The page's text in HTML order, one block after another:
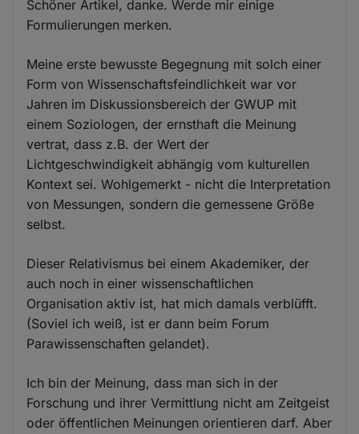
Schöner Artikel, danke. Werde mir einige
Formulierungen merken.
Meine erste bewusste Begegnung mit solch einer
Form von Wissenschaftsfeindlichkeit war vor
Jahren im Diskussionsbereich der GWUP mit
einem Soziologen, der ernsthaft die Meinung
vertrat, dass z.B. der Wert der
Lichtgeschwindigkeit abhängig vom kulturellen
Kontext sei. Wohlgemerkt - nicht die Interpretation
von Messungen, sondern die gemessene Größe
selbst.
Dieser Relativismus bei einem Akademiker, der
auch noch in einer wissenschaftlichen
Organisation aktiv ist, hat mich damals verblüfft.
(Soviel ich weiß, ist er dann beim Forum
Parawissenschaften gelandet).
Ich bin der Meinung, dass man sich in der
Forschung und ihrer Vermittlung nicht am Zeitgeist
oder öffentlichen Meinungen orientieren darf. Aber